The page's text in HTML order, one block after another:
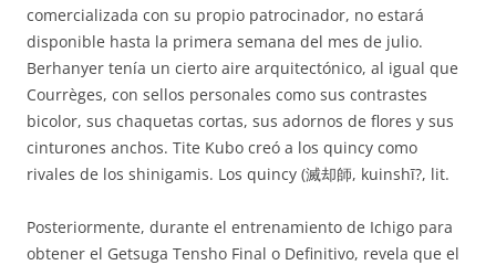
comercializada con su propio patrocinador, no estará
disponible hasta la primera semana del mes de julio.
Berhanyer tenía un cierto aire arquitectónico, al igual que
Courrèges, con sellos personales como sus contrastes
bicolor, sus chaquetas cortas, sus adornos de flores y sus
cinturones anchos. Tite Kubo creó a los quincy como
rivales de los shinigamis. Los quincy (滅却師, kuinshī?, lit.
Posteriormente, durante el entrenamiento de Ichigo para
obtener el Getsuga Tensho Final o Definitivo, revela que el